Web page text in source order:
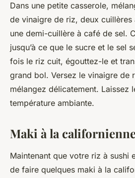
Dans une petite casserole,
de vinaigre de riz, deux cuillères
une demi-cuillère à café de sel.
jusqu’à ce que le sucre et le sel
fois le riz cuit, égouttez-le et
grand bol. Versez le vinaigre de
mélangez délicatement. Laissez
température ambiante.
Maki à la
Maintenant que votre riz à sushi
de faire quelques maki à la